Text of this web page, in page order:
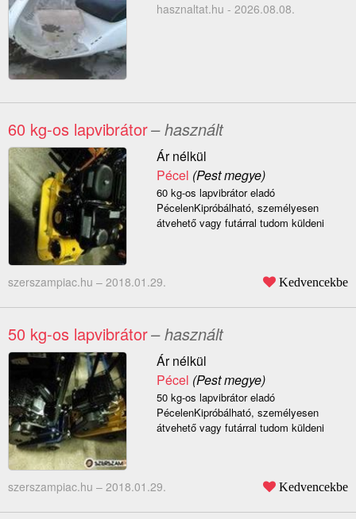
hasznaltat.hu - 2026.08.08.
60 kg-os lapvibrátor– használt
Ár nélkül
Pécel (Pest megye)
60 kg-os lapvibrátor eladó
PécelenKipróbálható, személyesen
átvehető vagy futárral tudom küldeni
szerszampiac.hu – 2018.01.29. Kedvencekbe
50 kg-os lapvibrátor– használt
Ár nélkül
Pécel (Pest megye)
50 kg-os lapvibrátor eladó
PécelenKipróbálható, személyesen
átvehető vagy futárral tudom küldeni
szerszampiac.hu – 2018.01.29. Kedvencekbe